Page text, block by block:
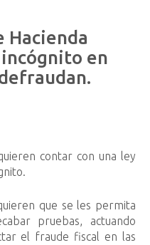
Hacienda
incógnito en
contar con una ley
que se les permita
pruebas, actuando
el fraude fiscal en las